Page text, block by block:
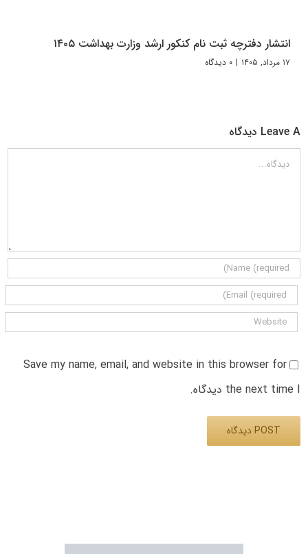
انتشار دفترچه ثبت نام کنکور ارشد وزارت بهداشت ۱۴۰۵
۱۷ مرداد, ۱۴۰۵ | ۰ دیدگاه
Leave A دیدگاه
دیدگاه
Save my name, email, and website in this browser for
the next time I دیدگاه.